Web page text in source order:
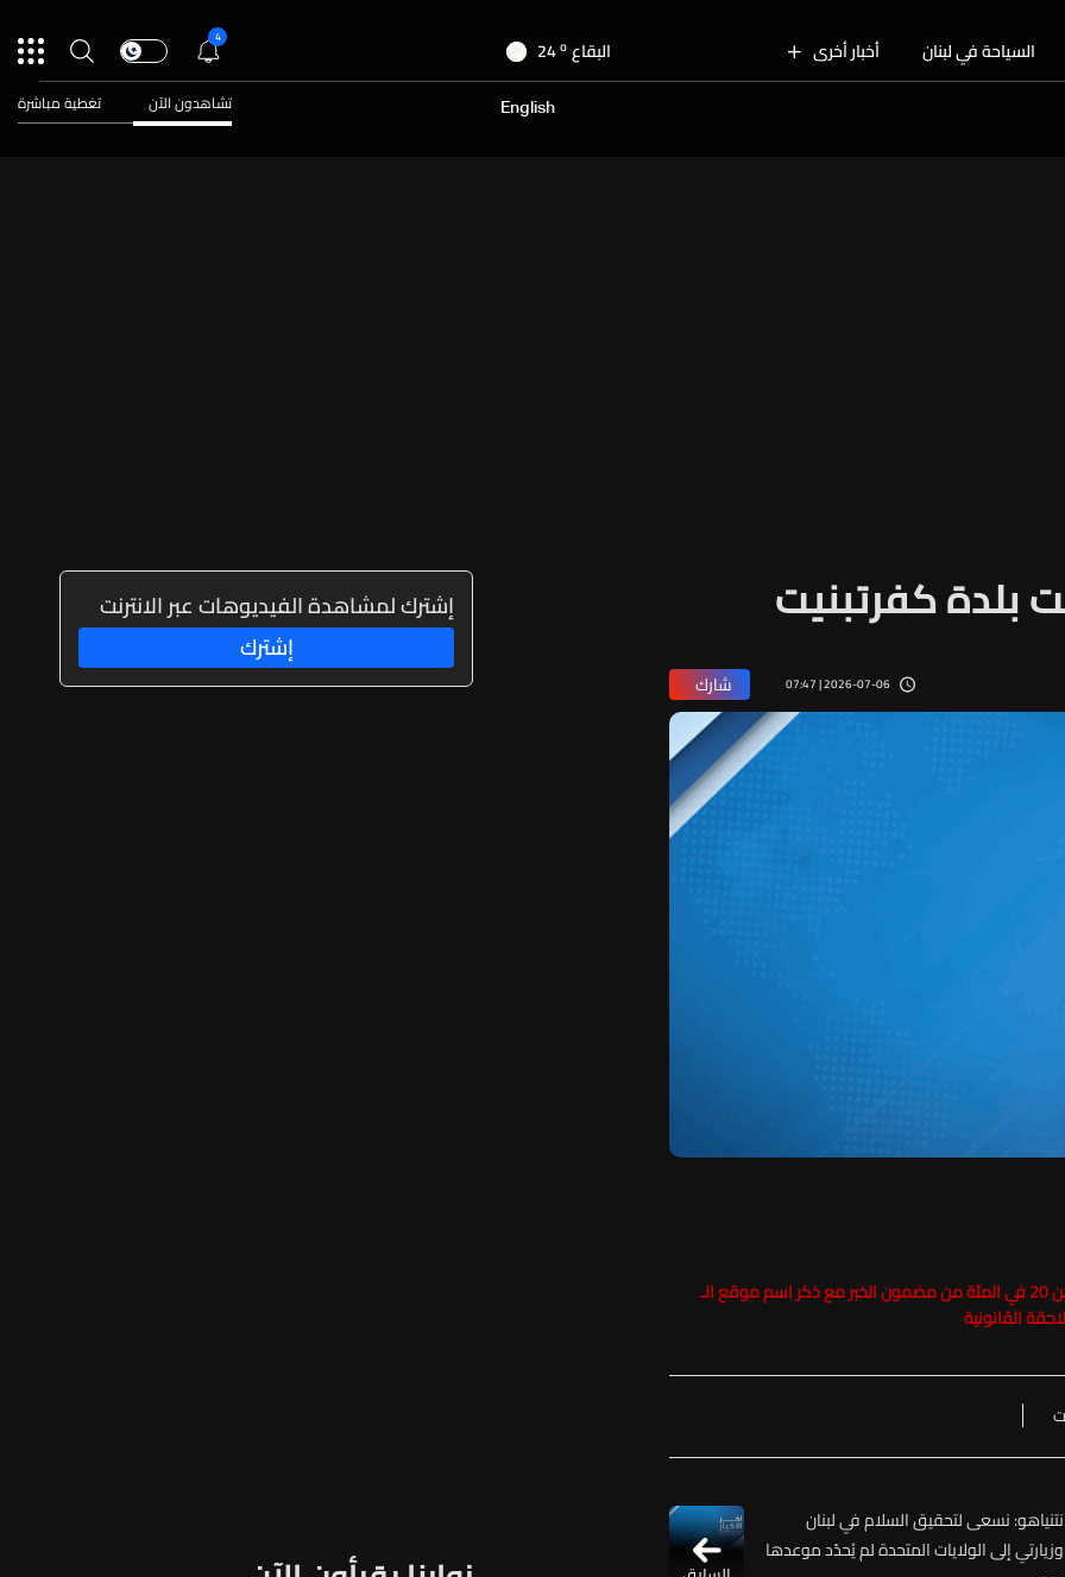
السياحة في لبنان أخبار أخرى البقاع 24o
الجنوب 28o
28
4
English تشاهدون الآن تغطية مباشرة
بلدة كفرتبنيت
2026-07-06 | 07:47 شارك
حفاظاً على حقوق الملكية الفكرية يرجى عدم نسخ ما يزيد عن 20 في المئة من مضمون الخبر مع ذكر اسم موقع الـ
نتنياهو: نسعى لتحقيق السلام في لبنان
وزيارتي إلى الولايات المتحدة لم يُحدّد موعدها
إشترك لمشاهدة الفيديوهات عبر الانترنت
إشترك